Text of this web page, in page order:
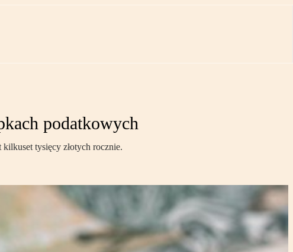
podatkowych
tysięcy złotych rocznie.